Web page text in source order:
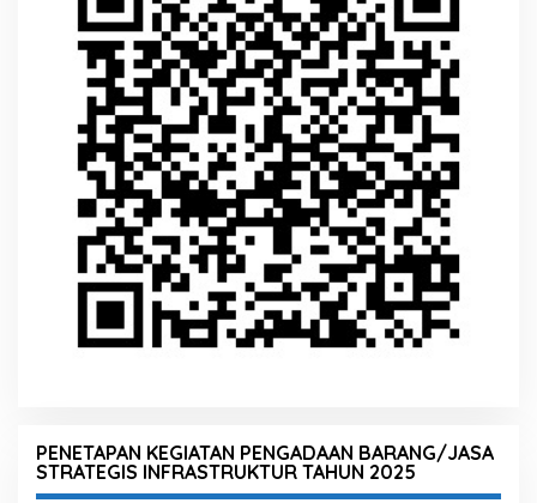
PENETAPAN KEGIATAN PENGADAAN BARANG/JASA
STRATEGIS INFRASTRUKTUR TAHUN 2025